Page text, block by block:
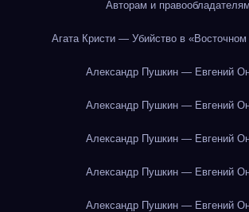
Авторам и правообладателям
Агата Кристи — Убийство в «Восточном
Александр Пушкин — Евгений
Александр Пушкин — Евгений
Александр Пушкин — Евгений
Александр Пушкин — Евгений
Александр Пушкин — Евгений